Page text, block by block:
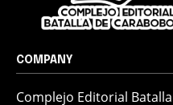
COMPANY
Complejo Editorial